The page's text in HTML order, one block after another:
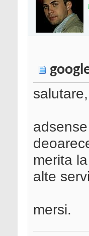
salutare,
merita
alte
mersi.